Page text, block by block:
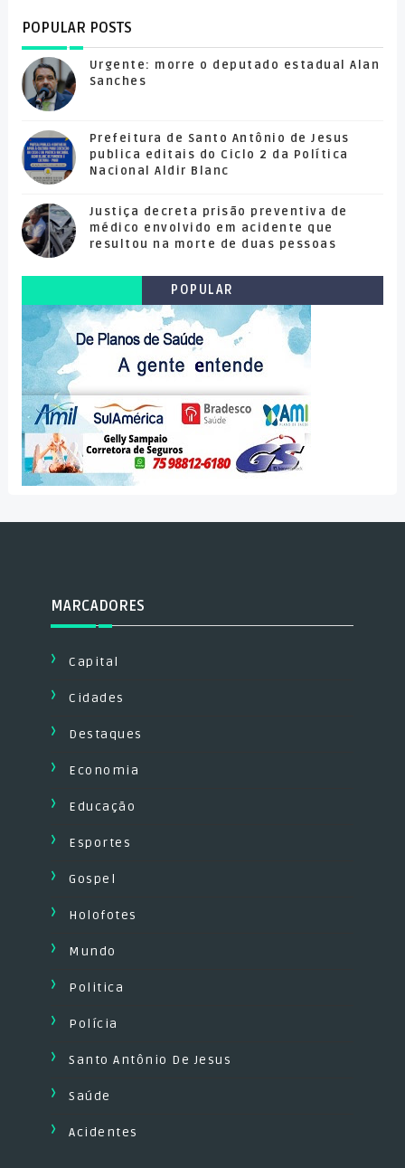
POPULAR POSTS
Urgente: morre o deputado estadual Alan
Sanches
Prefeitura de Santo Antônio de Jesus
publica editais do Ciclo 2 da Política
Nacional Aldir Blanc
Justiça decreta prisão preventiva de
médico envolvido em acidente que
resultou na morte de duas pessoas
POPULAR
MARCADORES
Capital
Cidades
Destaques
Economia
Educação
Esportes
Gospel
Holofotes
Mundo
Politica
Polícia
Santo Antônio De Jesus
Saúde
Acidentes